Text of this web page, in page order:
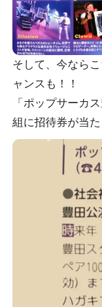
そして、今なら
ャンスも！！
「ポップサーカ
組に招待券が当